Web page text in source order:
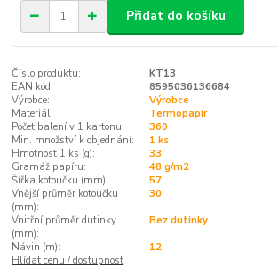
Přidat do košíku
Číslo produktu:
KT13
EAN kód:
8595036136684
Výrobce:
Výrobce
Materiál:
Termopapír
Počet balení v 1 kartonu:
360
Min. množství k objednání:
1 ks
Hmotnost 1 ks (g):
33
Gramáž papíru:
48 g/m2
Šířka kotoučku (mm):
57
Vnější průměr kotoučku
(mm):
30
Vnitřní průměr dutinky
(mm):
Bez dutinky
Návin (m):
12
Hlídat cenu / dostupnost